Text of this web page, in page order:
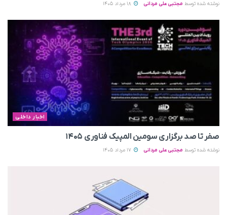
نوشته شده توسط مجتبی علی مردانی
اخبار داخلی
صفر تا صد برگزاری سومین المپیک فناوری ۱۴۰۵
نوشته شده توسط مجتبی علی مردانی